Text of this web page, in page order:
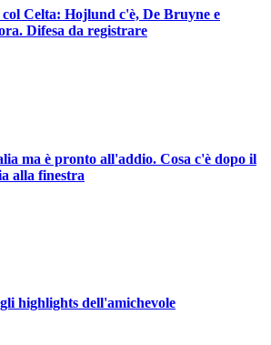
Celta: Hojlund c'è, De Bruyne e
Difesa da registrare
ma è pronto all'addio. Cosa c'è dopo il
alla finestra
highlights dell'amichevole